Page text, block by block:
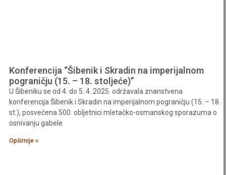
Konferencija “Šibenik i Skradin na imperijalnom
pograničju (15. – 18. stoljeće)”
U Šibeniku se od 4. do 5. 4. 2025. održavala znanstvena
konferencija Šibenik i Skradin na imperijalnom pograničju (15. – 18.
st.), posvećena 500. obljetnici mletačko-osmanskog sporazuma o
osnivanju gabele
Opširnije »